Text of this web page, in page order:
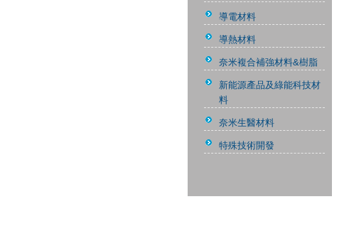
導電材料
導熱材料
奈米複合補強材料&樹脂
新能源產品及綠能科技材
料
奈米生醫材料
特殊技術開發